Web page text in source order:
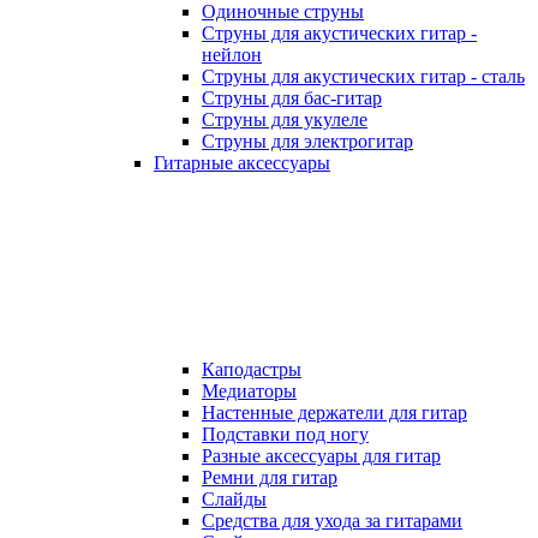
Одиночные струны
Струны для акустических гитар -
нейлон
Струны для акустических гитар - сталь
Струны для бас-гитар
Струны для укулеле
Струны для электрогитар
Гитарные аксессуары
Каподастры
Медиаторы
Настенные держатели для гитар
Подставки под ногу
Разные аксессуары для гитар
Ремни для гитар
Слайды
Средства для ухода за гитарами